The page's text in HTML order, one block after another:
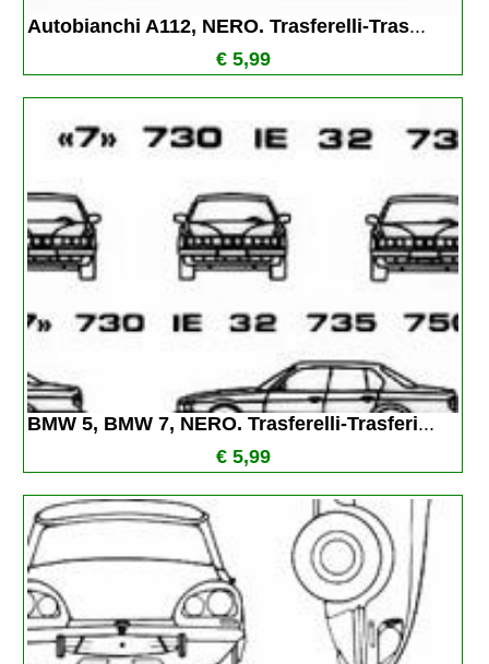
Autobianchi A112, NERO. Trasferelli-Tras...
€ 5,99
BMW 5, BMW 7, NERO. Trasferelli-Trasferi...
€ 5,99